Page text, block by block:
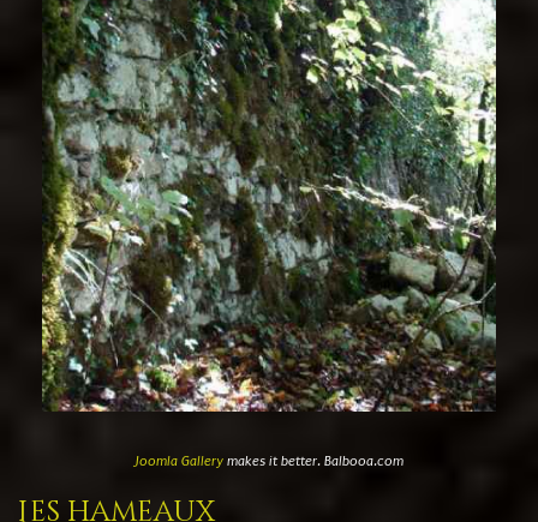
Joomla Gallerymakes it better. Balbooa.com
Les hameaux